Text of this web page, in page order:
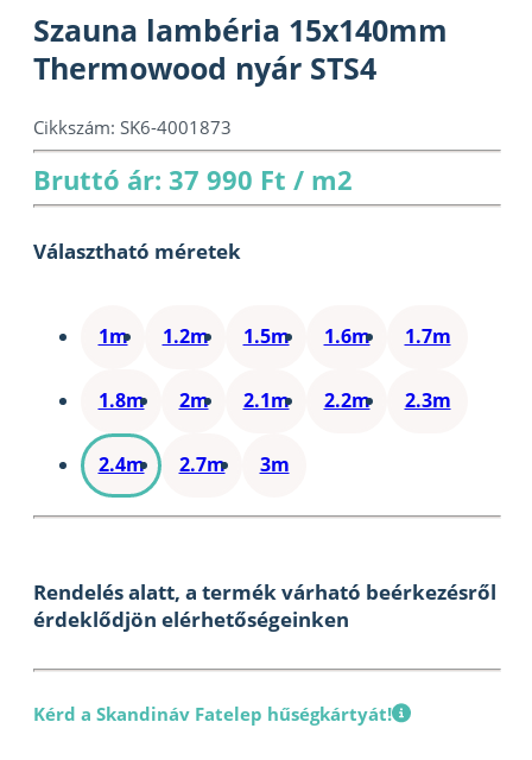
Szauna lambéria 15x140mm
Thermowood nyár STS4
Cikkszám: SK6-4001873
Bruttó ár: 37 990 Ft / m2
Választható méretek
1m 1.2m 1.5m 1.6m 1.7m
1.8m 2m 2.1m 2.2m 2.3m
2.4m 2.7m 3m
Rendelés alatt, a termék várható beérkezésről
érdeklődjön elérhetőségeinken
Kérd a Skandináv Fatelep hűségkártyát!